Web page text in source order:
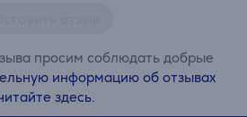
просим соблюдать добрые
информацию об отзывах
здесь.